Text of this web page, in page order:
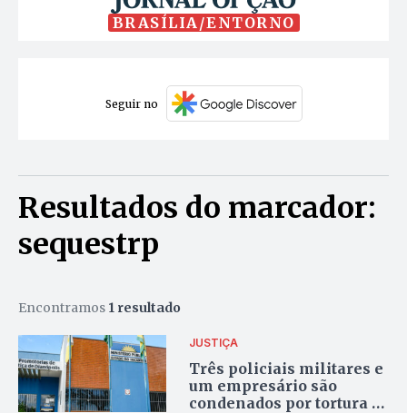
BRASÍLIA/ENTORNO
Seguir no
Resultados do marcador:
sequestrp
Encontramos 1 resultado
JUSTIÇA
Três policiais militares e
um empresário são
condenados por tortura e